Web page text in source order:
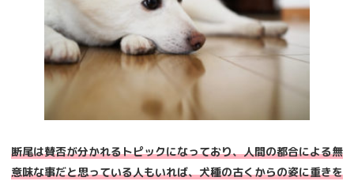
断尾は賛否が分かれるトピックになっており、人間の都合による無
意味な事だと思っている人もいれば、犬種の古くからの姿に重きを